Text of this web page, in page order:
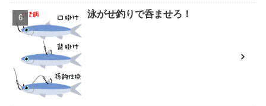
泳がせ釣りで呑ませろ！